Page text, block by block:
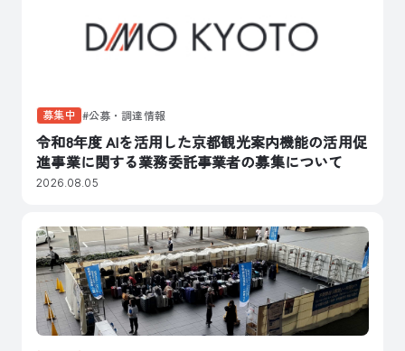
募集中 公募・調達情報
令和8年度 AIを活用した京都観光案内機能の活用促
進事業に関する業務委託事業者の募集について
2026.08.05